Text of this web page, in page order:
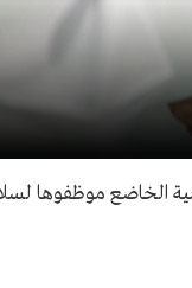
1446هـ/2024م، وهو مخصص للجهات الحكومية